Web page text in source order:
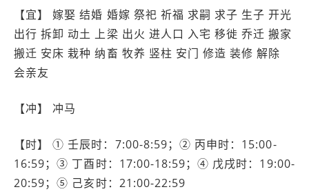
【宜】 嫁娶 结婚 婚嫁 祭祀 祈福 求嗣 求子 生子 开光
出行 拆卸 动土 上梁 出火 进人口 入宅 移徙 乔迁 搬家
搬迁 安床 栽种 纳畜 牧养 竖柱 安门 修造 装修 解除
会亲友
【冲】 冲马
【时】 ① 壬辰时：7:00-8:59；② 丙申时：15:00-
16:59；③ 丁酉时：17:00-18:59；④ 戊戌时：19:00-
20:59；⑤ 己亥时：21:00-22:59